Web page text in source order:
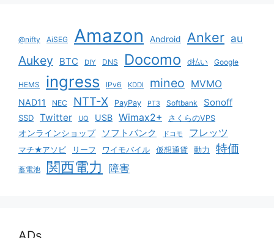
@nifty AiSEG Amazon Android Anker au
Aukey BTC DIY DNS Docomo d払い Google
HEMS ingress IPv6 KDDI mineo MVMO
NAD11 NEC NTT-X PayPay PT3 Softbank Sonoff
SSD Twitter UQ USB Wimax2+ さくらのVPS
オンラインショップ ソフトバンク ドコモ フレッツ
マチ★アソビ リーフ ワイモバイル 仮想通貨 動力 特価
蓄電池 関西電力 障害